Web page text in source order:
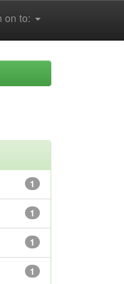
on to:
1
1
1
1